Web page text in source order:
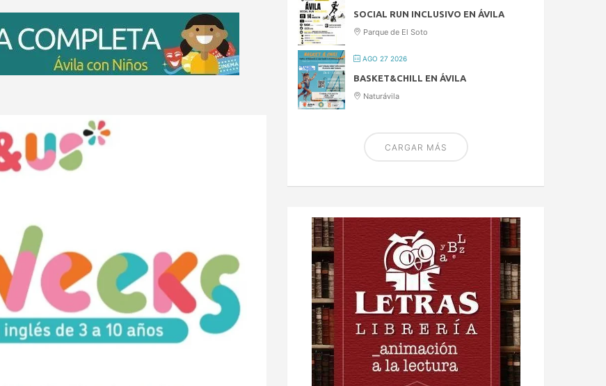
SOCIAL RUN INCLUSIVO EN ÁVILA
Parque de El Soto
AGO 27 2026
BASKET&CHILL EN ÁVILA
Naturávila
CARGAR MÁS